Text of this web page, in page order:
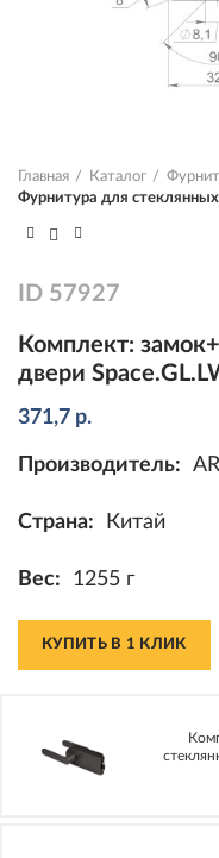
Главная Каталог
Фурнитура для
ID 57927
Комплект:
двери
371,7 р.
Производитель:
Страна: Китай
Вес: 1255 г
КУПИТЬ В 1 КЛИК